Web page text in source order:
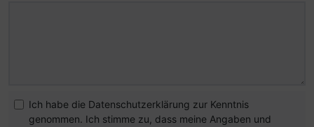
Ich habe die Datenschutzerklärung zur Kenntnis
genommen. Ich stimme zu, dass meine Angaben und